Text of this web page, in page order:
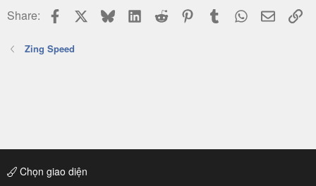
Share: Facebook BlueskyLinkedIn
Reddit PinterestTumblr WhatsApp
Email
Zing Speed
Chọn giao diện